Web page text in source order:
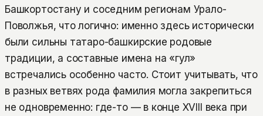
Башкортостану и соседним регионам Урало-
Поволжья, что логично: именно здесь исторически
были сильны татаро-башкирские родовые
традиции, а составные имена на «гул»
встречались особенно часто. Стоит учитывать, что
в разных ветвях рода фамилия могла закрепиться
не одновременно: где-то — в конце XVIII века при